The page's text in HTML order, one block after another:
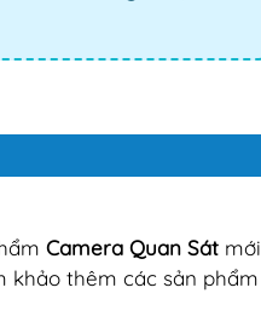
Camera Quan Sát mới
khảo thêm các sản phẩm